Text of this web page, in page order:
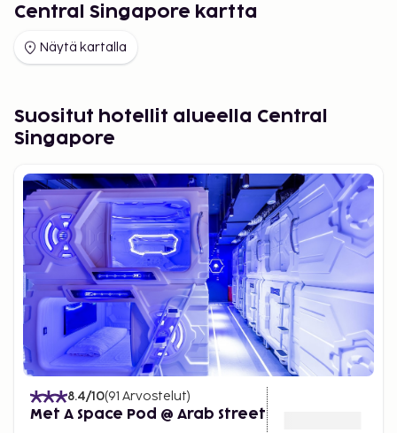
Central Singapore kartta
Näytä kartalla
Suositut hotellit alueella Central
Singapore
8.4/10(91 Arvostelut)
Met A Space Pod @ Arab Street